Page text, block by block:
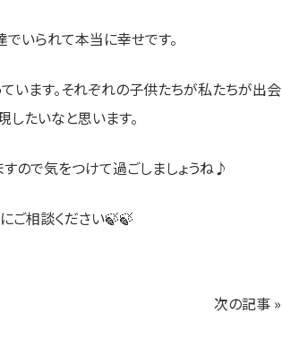
いられて本当に幸せです。
います。それぞれの子供たちが私たちが出会
たいなと思います。
ので気をつけて過ごしましょうね♪
ご相談ください🍃🍃
次の記事 »